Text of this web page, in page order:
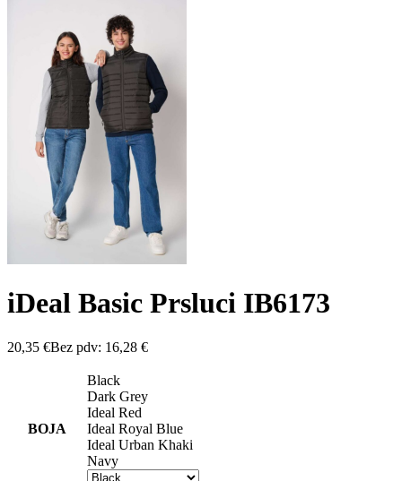
iDeal Basic Prsluci IB6173
20,35 €Bez pdv: 16,28 €
BOJA
Black
Dark Grey
Ideal Red
Ideal Royal Blue
Ideal Urban Khaki
Navy